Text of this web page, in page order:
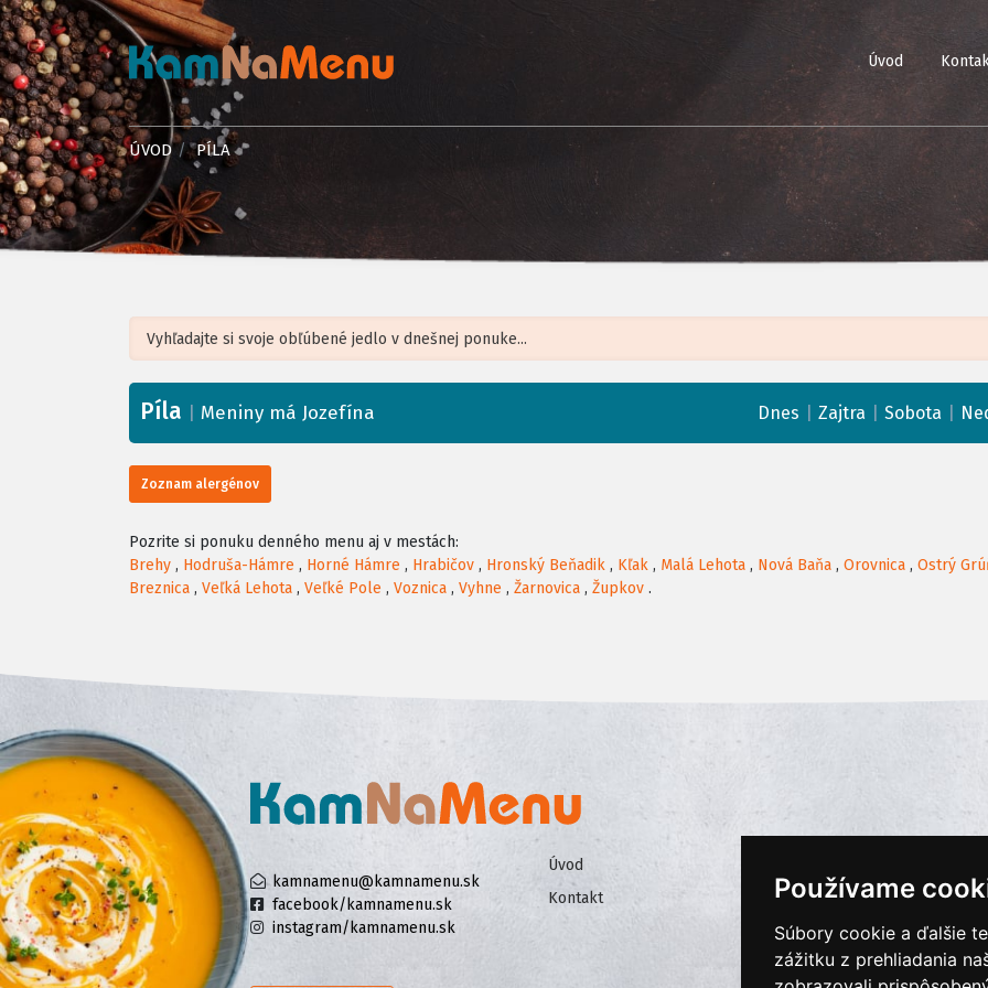
Používame
Súbory cookie a ďalšie
zážitku z prehliadania
Úvod
ÚVOD PÍLA
+
−
Píla Meniny má Jozefína Dnes Zajtra Sobota
Zoznam alergénov
Pozrite si ponuku denného menu aj v mestách:
Brehy , Hodruša-Hámre , Horné Hámre , Hrabičov , Hronský Beňadik , Kľak , Malá Lehota , Nová Baňa , Orovnica , Ostrý
Breznica , Veľká Lehota , Veľké Pole , Voznica , Vyhne , Žarnovica , Župkov .
kamnamenu@kamnamenu.sk
facebook/kamnamenu.sk
instagram/kamnamenu.sk
Úvod
Kontakt
Ochrana osobných údajov
Cookies